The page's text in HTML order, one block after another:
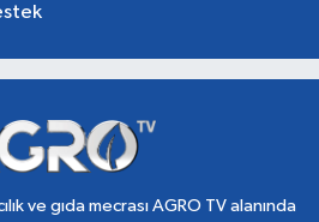
ve gıda mecrası AGRO TV alanında